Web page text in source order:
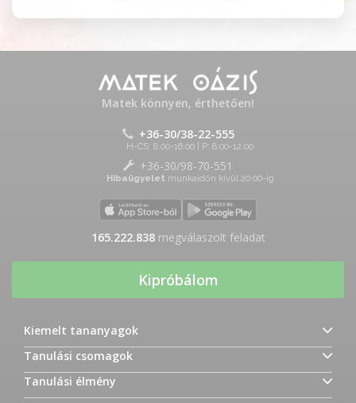
Matek könnyen, érthetően!
+36-30/38-22-555
H-CS: 8:00-16:00 | P: 8:00-12:00
+36-30/98-70-551
Hibaügyelet munkaidőn kívül 20:00-ig
165.222.838megválaszolt feladat
Kipróbálom
Kiemelt tananyagok
Tanulási csomagok
Tanulási élmény